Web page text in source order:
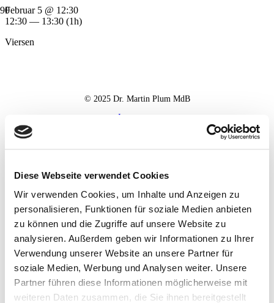
Diese Webseite verwendet Cookies
Wir verwenden Cookies, um Inhalte und Anzeigen zu
personalisieren, Funktionen für soziale Medien anbieten
zu können und die Zugriffe auf unsere Website zu
analysieren. Außerdem geben wir Informationen zu Ihrer
Verwendung unserer Website an unsere Partner für
soziale Medien, Werbung und Analysen weiter. Unsere
Partner führen diese Informationen möglicherweise mit
weiteren Daten zusammen, die Sie ihnen bereitgestellt
Februar 5 @ 12:30
12:30 — 13:30 (1h)
Viersen
© 2025 Dr. Martin Plum MdB
Impressum